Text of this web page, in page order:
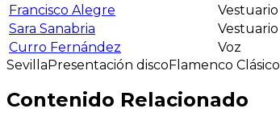
Francisco Alegre
Vestuario
Sara Sanabria
Vestuario
Curro Fernández
Voz
SevillaPresentación discoFlamenco Clásico
Contenido Relacionado